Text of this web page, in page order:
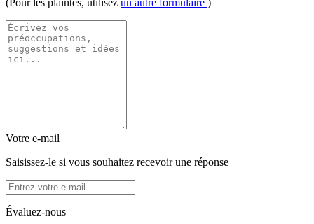
(Pour les plaintes, utilisez un autre formulaire )
Votre e-mail
Saisissez-le si vous souhaitez recevoir une réponse
Évaluez-nous